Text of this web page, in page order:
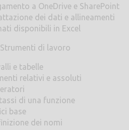
a OneDrive e SharePoint
dei dati e allineamenti
disponibili in Excel
di lavoro
e tabelle
relativi e assoluti
di una funzione
base
dei nomi